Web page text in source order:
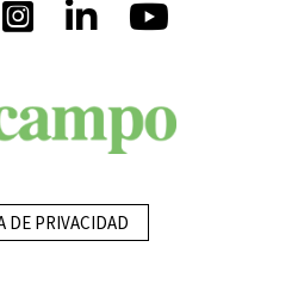
DE PRIVACIDAD